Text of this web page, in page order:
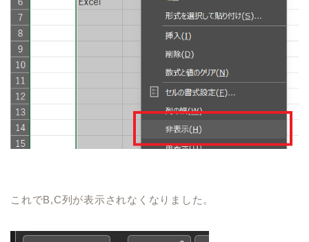
これでB,C列が表示されなくなりました。